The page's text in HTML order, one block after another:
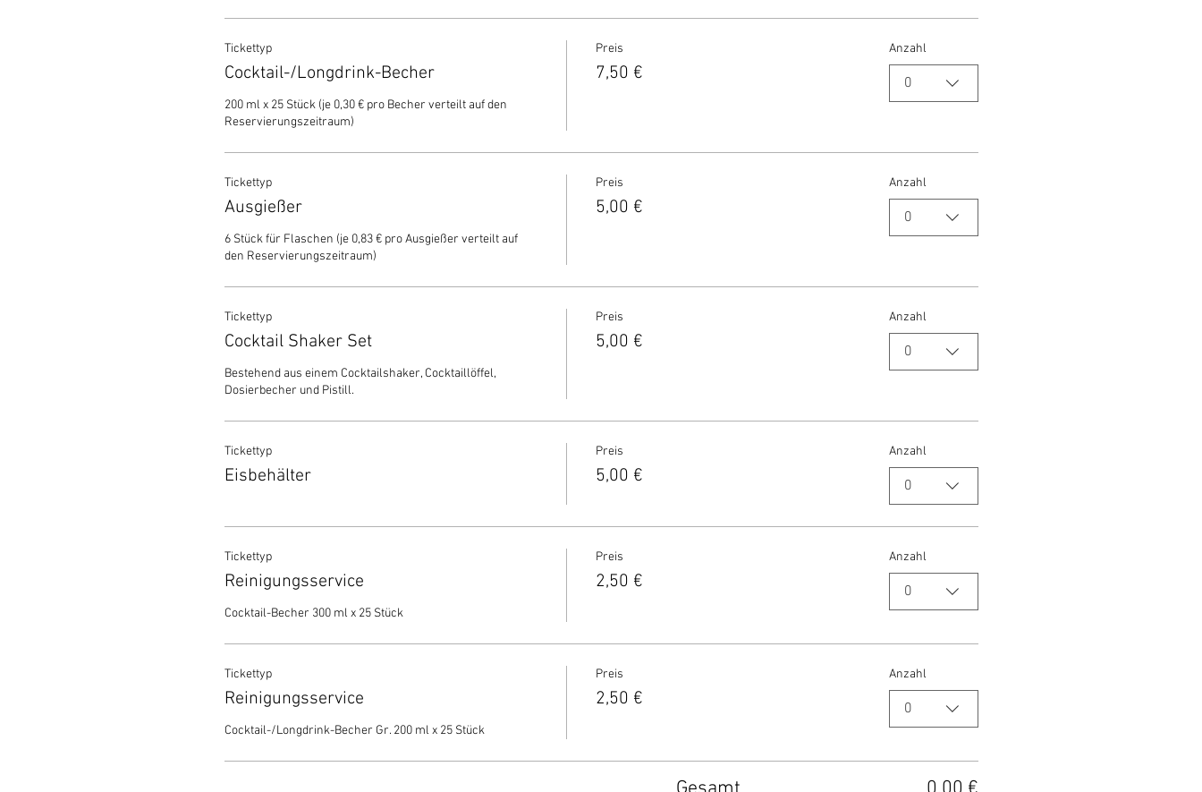
Tickettyp
Cocktail-/Longdrink-Becher
200 ml x 25 Stück (je 0,30 € pro Becher verteilt auf den
Reservierungszeitraum)
Preis
7,50 €
Anzahl
0
Tickettyp
Ausgießer
6 Stück für Flaschen (je 0,83 € pro Ausgießer verteilt auf
den Reservierungszeitraum)
Preis
5,00 €
Anzahl
0
Tickettyp
Cocktail Shaker Set
Bestehend aus einem Cocktailshaker, Cocktaillöffel,
Dosierbecher und Pistill.
Preis
5,00 €
Anzahl
0
Tickettyp
Eisbehälter
Preis
5,00 €
Anzahl
0
Tickettyp
Reinigungsservice
Cocktail-Becher 300 ml x 25 Stück
Preis
2,50 €
Anzahl
0
Tickettyp
Reinigungsservice
Cocktail-/Longdrink-Becher Gr. 200 ml x 25 Stück
Preis
2,50 €
Anzahl
0